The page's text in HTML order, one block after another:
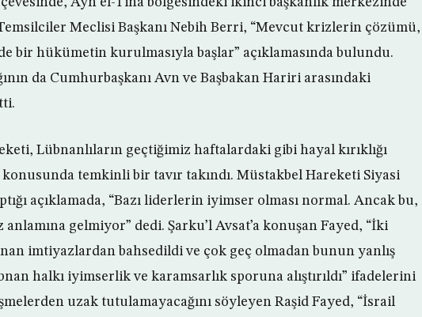
Meclisi Başkanı Nebih Berri, “Mevcut krizlerin çözümü,
bir hükümetin kurulmasıyla başlar” açıklamasında bulundu.
da Cumhurbaşkanı Avn ve Başbakan Hariri arasındaki
Lübnanlıların geçtiğimiz haftalardaki gibi hayal kırıklığı
temkinli bir tavır takındı. Müstakbel Hareketi Siyasi
açıklamada, “Bazı liderlerin iyimser olması normal. Ancak bu,
anlamına gelmiyor” dedi. Şarku’l Avsat’a konuşan Fayed, “İki
imtiyazlardan bahsedildi ve çok geç olmadan bunun yanlış
halkı iyimserlik ve karamsarlık sporuna alıştırıldı” ifadelerini
uzak tutulamayacağını söyleyen Raşid Fayed, “İsrail